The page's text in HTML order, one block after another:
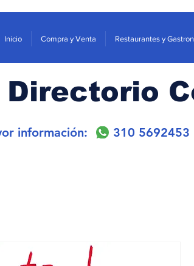
Inicio Compra y Venta Restaurantes y
Directorio
información: 310 5692453